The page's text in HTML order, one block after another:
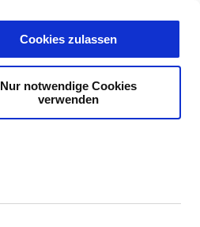
Cookies zulassen
Nur notwendige Cookies
verwenden